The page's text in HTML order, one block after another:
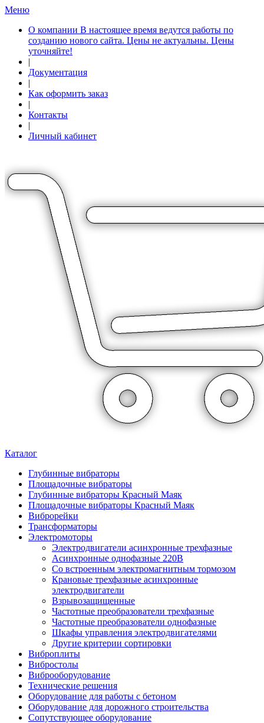
Меню
О компании В настоящее время ведутся работы по
созданию нового сайта. Цены не актуальны. Цены
уточняйте!
|
Документация
|
Как оформить заказ
|
Контакты
|
Личный кабинет
Каталог
Глубинные вибраторы
Площадочные вибраторы
Глубинные вибраторы Красный Маяк
Площадочные вибраторы Красный Маяк
Виброрейки
Трансформаторы
Электромоторы
Электродвигатели асинхронные трехфазные
Асинхронные однофазные 220В
Cо встроенным электромагнитным тормозом
Крановые трехфазные асинхронные
электродвигатели
Взрывозащищенные
Частотные преобразователи трехфазные
Частотные преобразователи однофазные
Шкафы управления электродвигателями
Другие критерии сортировки
Виброплиты
Вибростолы
Виброоборудование
Технические решения
Оборудование для работы с бетоном
Оборудование для дорожного строительства
Сопутствующее оборудование